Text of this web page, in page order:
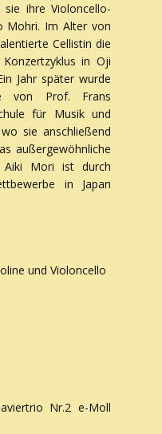
ihre Violoncello-
Mohri. Im Alter von
Cellistin die
in Oji
Jahr später wurde
von Prof. Frans
für Musik und
sie anschließend
außergewöhnliche
Aiki Mori ist durch
in Japan
und Violoncello
Nr.2 e-Moll